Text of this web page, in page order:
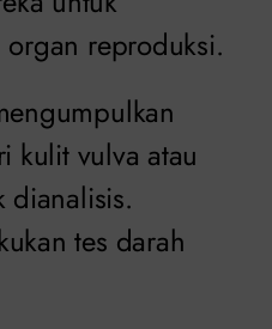
organ reproduksi.
kulit vulva atau
dianalisis.
tes darah